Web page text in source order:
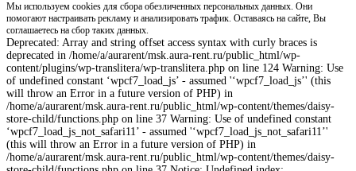
Мы используем cookies для сбора обезличенных персональных данных. Они
помогают настраивать рекламу и анализировать трафик. Оставаясь на сайте, Вы
соглашаетесь на сбор таких данных.
Deprecated: Array and string offset access syntax with curly braces is
deprecated in /home/a/aurarent/msk.aura-rent.ru/public_html/wp-
content/plugins/wp-translitera/wp-translitera.php on line 124 Warning: Use
of undefined constant ‘wpcf7_load_js’ - assumed '‘wpcf7_load_js’' (this
will throw an Error in a future version of PHP) in
/home/a/aurarent/msk.aura-rent.ru/public_html/wp-content/themes/daisy-
store-child/functions.php on line 37 Warning: Use of undefined constant
‘wpcf7_load_js_not_safari11’ - assumed '‘wpcf7_load_js_not_safari11’'
(this will throw an Error in a future version of PHP) in
/home/a/aurarent/msk.aura-rent.ru/public_html/wp-content/themes/daisy-